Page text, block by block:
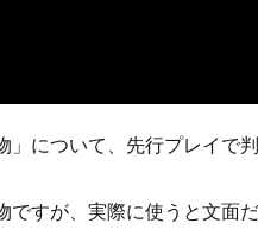
について、先行プレイで
すが、実際に使うと文面